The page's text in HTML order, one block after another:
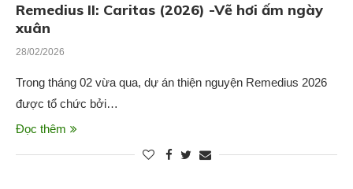
Remedius II: Caritas (2026) -Vẽ hơi ấm ngày
xuân
28/02/2026
Trong tháng 02 vừa qua, dự án thiện nguyện Remedius 2026
được tổ chức bởi…
Đọc thêm